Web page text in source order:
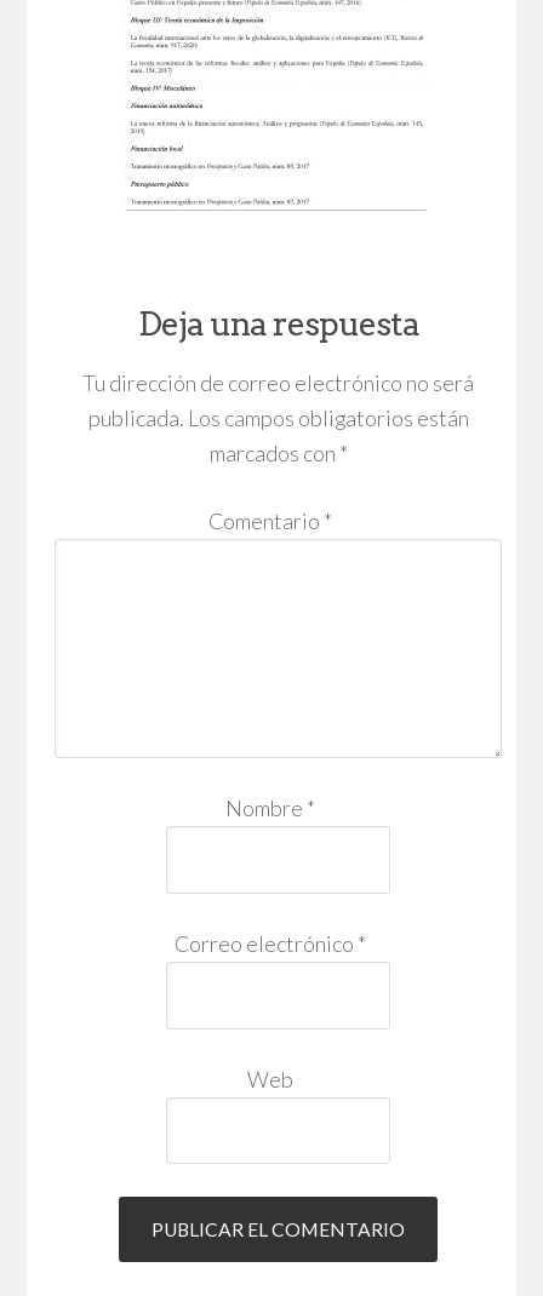
Deja una respuesta
Tu dirección de correo electrónico no será
publicada. Los campos obligatorios están
marcados con *
Comentario *
Nombre *
Correo electrónico *
Web